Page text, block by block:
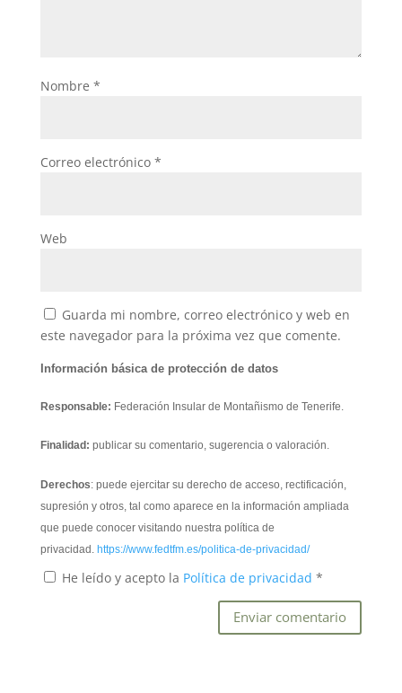
Nombre *
Correo electrónico *
Web
Guarda mi nombre, correo electrónico y web en
este navegador para la próxima vez que comente.
Información básica de protección de datos
Responsable: Federación Insular de Montañismo de Tenerife.
Finalidad: publicar su comentario, sugerencia o valoración.
Derechos: puede ejercitar su derecho de acceso, rectificación,
supresión y otros, tal como aparece en la información ampliada
que puede conocer visitando nuestra política de
privacidad. https://www.fedtfm.es/politica-de-privacidad/
He leído y acepto la Política de privacidad *